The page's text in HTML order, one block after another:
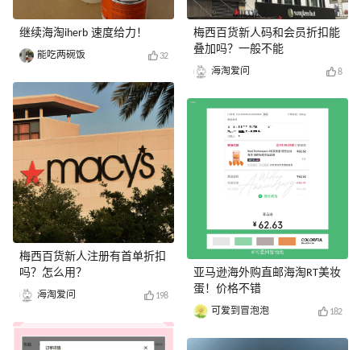
继续海淘iherb 速度给力！
能吃两碗饭 32
梅西百货新人注册有首单折扣
吗？怎么用？
海淘爱问 198
梅西百货新人码和会员折扣能
叠加吗？一般不能
海淘爱问 8
亚马逊海外购直邮海淘RT美妆
蛋！价格不错
可爱到冒泡泡 182